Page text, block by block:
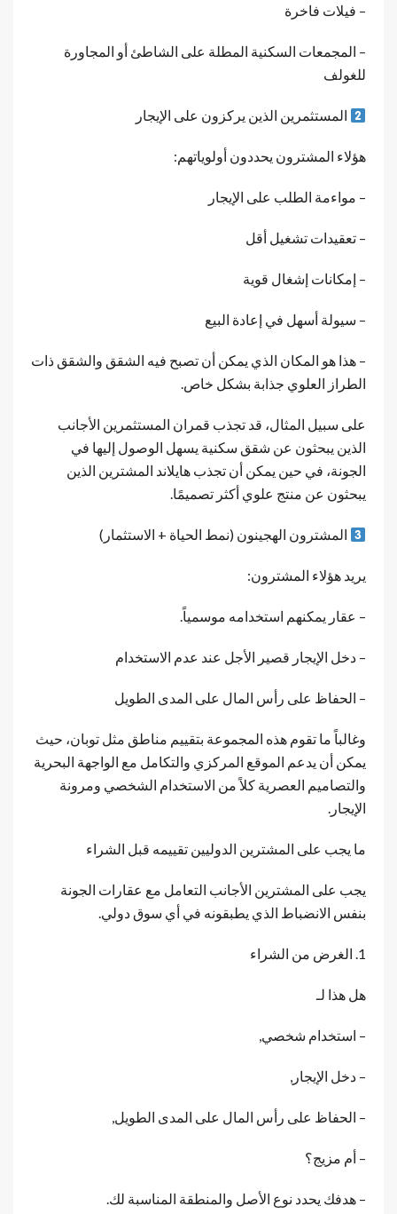
– فيلات فاخرة
– المجمعات السكنية المطلة على الشاطئ أو المجاورة
للغولف
المستثمرين الذين يركزون على الإيجار
هؤلاء المشترون يحددون أولوياتهم:
– مواءمة الطلب على الإيجار
– تعقيدات تشغيل أقل
– إمكانات إشغال قوية
– سيولة أسهل في إعادة البيع
– هذا هو المكان الذي يمكن أن تصبح فيه الشقق والشقق ذات
الطراز العلوي جذابة بشكل خاص.
على سبيل المثال، قد تجذب قمران المستثمرين الأجانب
الذين يبحثون عن شقق سكنية يسهل الوصول إليها في
الجونة، في حين يمكن أن تجذب هايلاند المشترين الذين
يبحثون عن منتج علوي أكثر تصميمًا.
المشترون الهجينون (نمط الحياة + الاستثمار)
يريد هؤلاء المشترون:
– عقار يمكنهم استخدامه موسمياً.
– دخل الإيجار قصير الأجل عند عدم الاستخدام
– الحفاظ على رأس المال على المدى الطويل
وغالباً ما تقوم هذه المجموعة بتقييم مناطق مثل توبان، حيث
يمكن أن يدعم الموقع المركزي والتكامل مع الواجهة البحرية
والتصاميم العصرية كلاً من الاستخدام الشخصي ومرونة
الإيجار.
ما يجب على المشترين الدوليين تقييمه قبل الشراء
يجب على المشترين الأجانب التعامل مع عقارات الجونة
بنفس الانضباط الذي يطبقونه في أي سوق دولي.
1. الغرض من الشراء
هل هذا لـ
– استخدام شخصي,
– دخل الإيجار,
– الحفاظ على رأس المال على المدى الطويل,
– أم مزيج؟
– هدفك يحدد نوع الأصل والمنطقة المناسبة لك.